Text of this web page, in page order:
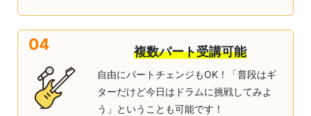
04 複数パート受講可能
自由にパートチェンジもOK！「普段はギ
ターだけど今日はドラムに挑戦してみよ
う」ということも可能です！